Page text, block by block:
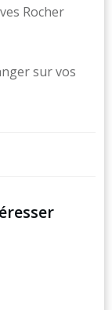
Rocher
sur vos